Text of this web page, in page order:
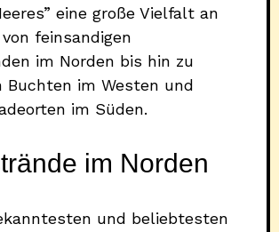
eine große Vielfalt an
feinsandigen
im Norden bis hin zu
Buchten im Westen und
im Süden.
im Norden
und beliebtesten